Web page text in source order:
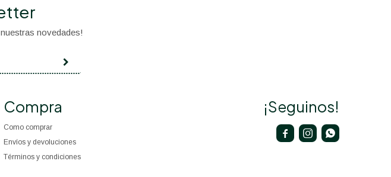
Compra
Como comprar
Envíos y devoluciones
Términos y condiciones
novedades!
¡Seguinos!
  